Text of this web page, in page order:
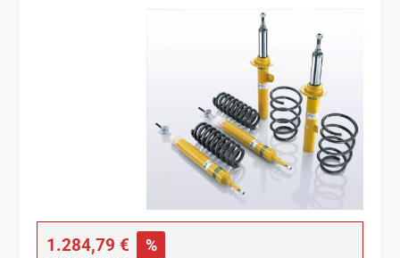
Verkaufspreis:
1.284,79 € %